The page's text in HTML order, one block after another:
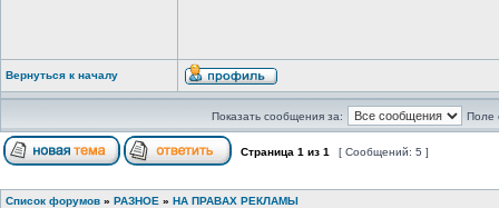
Вернуться к началу
Показать сообщения за: Поле
Страница 1 из 1 [ Сообщений: 5 ]
Список форумов » РАЗНОЕ » НА ПРАВАХ РЕКЛАМЫ